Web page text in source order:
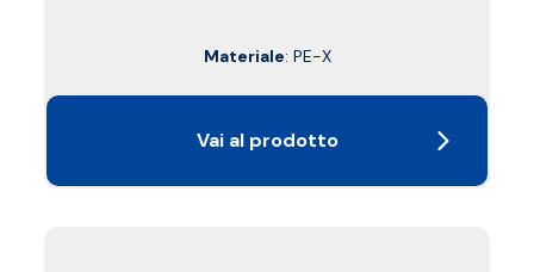
Materiale: PE-X
Vai al prodotto